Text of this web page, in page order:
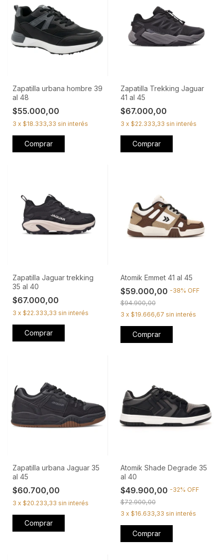
Zapatilla urbana hombre 39
al 48
$55.000,00
3 x $18.333,33 sin interés
Comprar
Zapatilla Trekking Jaguar
41 al 45
$67.000,00
3 x $22.333,33 sin interés
Comprar
Zapatilla Jaguar trekking
35 al 40
$67.000,00
3 x $22.333,33 sin interés
Comprar
Atomik Emmet 41 al 45
$59.000,00 -38% OFF
$94.900,00
3 x $19.666,67 sin interés
Comprar
Zapatilla urbana Jaguar 35
al 45
$60.700,00
3 x $20.233,33 sin interés
Comprar
Atomik Shade Degrade 35
al 40
$49.900,00 -32% OFF
$72.900,00
3 x $16.633,33 sin interés
Comprar